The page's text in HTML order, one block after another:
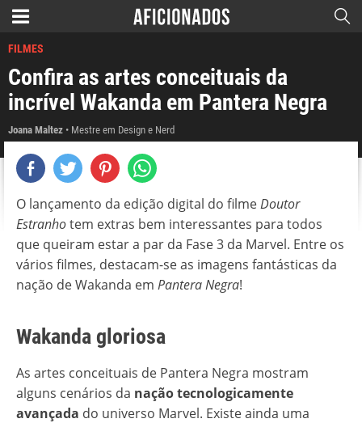
FILMES
Confira as artes conceituais da
incrível Wakanda em Pantera Negra
Joana Maltez Mestre em Design e Nerd
O lançamento da edição digital do filmeDoutor
Estranhotem extras bem interessantes para todos
que queiram estar a par da Fase 3 da Marvel. Entre os
vários filmes, destacam-se as imagens fantásticas da
nação de Wakanda em Pantera Negra!
Wakanda gloriosa
As artes conceituais de Pantera Negra mostram
alguns cenários da nação tecnologicamente
avançada do universo Marvel. Existe ainda uma